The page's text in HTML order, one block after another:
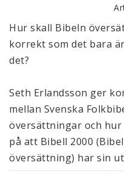
Hur skall Bibeln
korrekt som det bara
det?
Seth Erlandsson ger
mellan Svenska
översättningar och
på att Bibell 2000
översättning) har sin